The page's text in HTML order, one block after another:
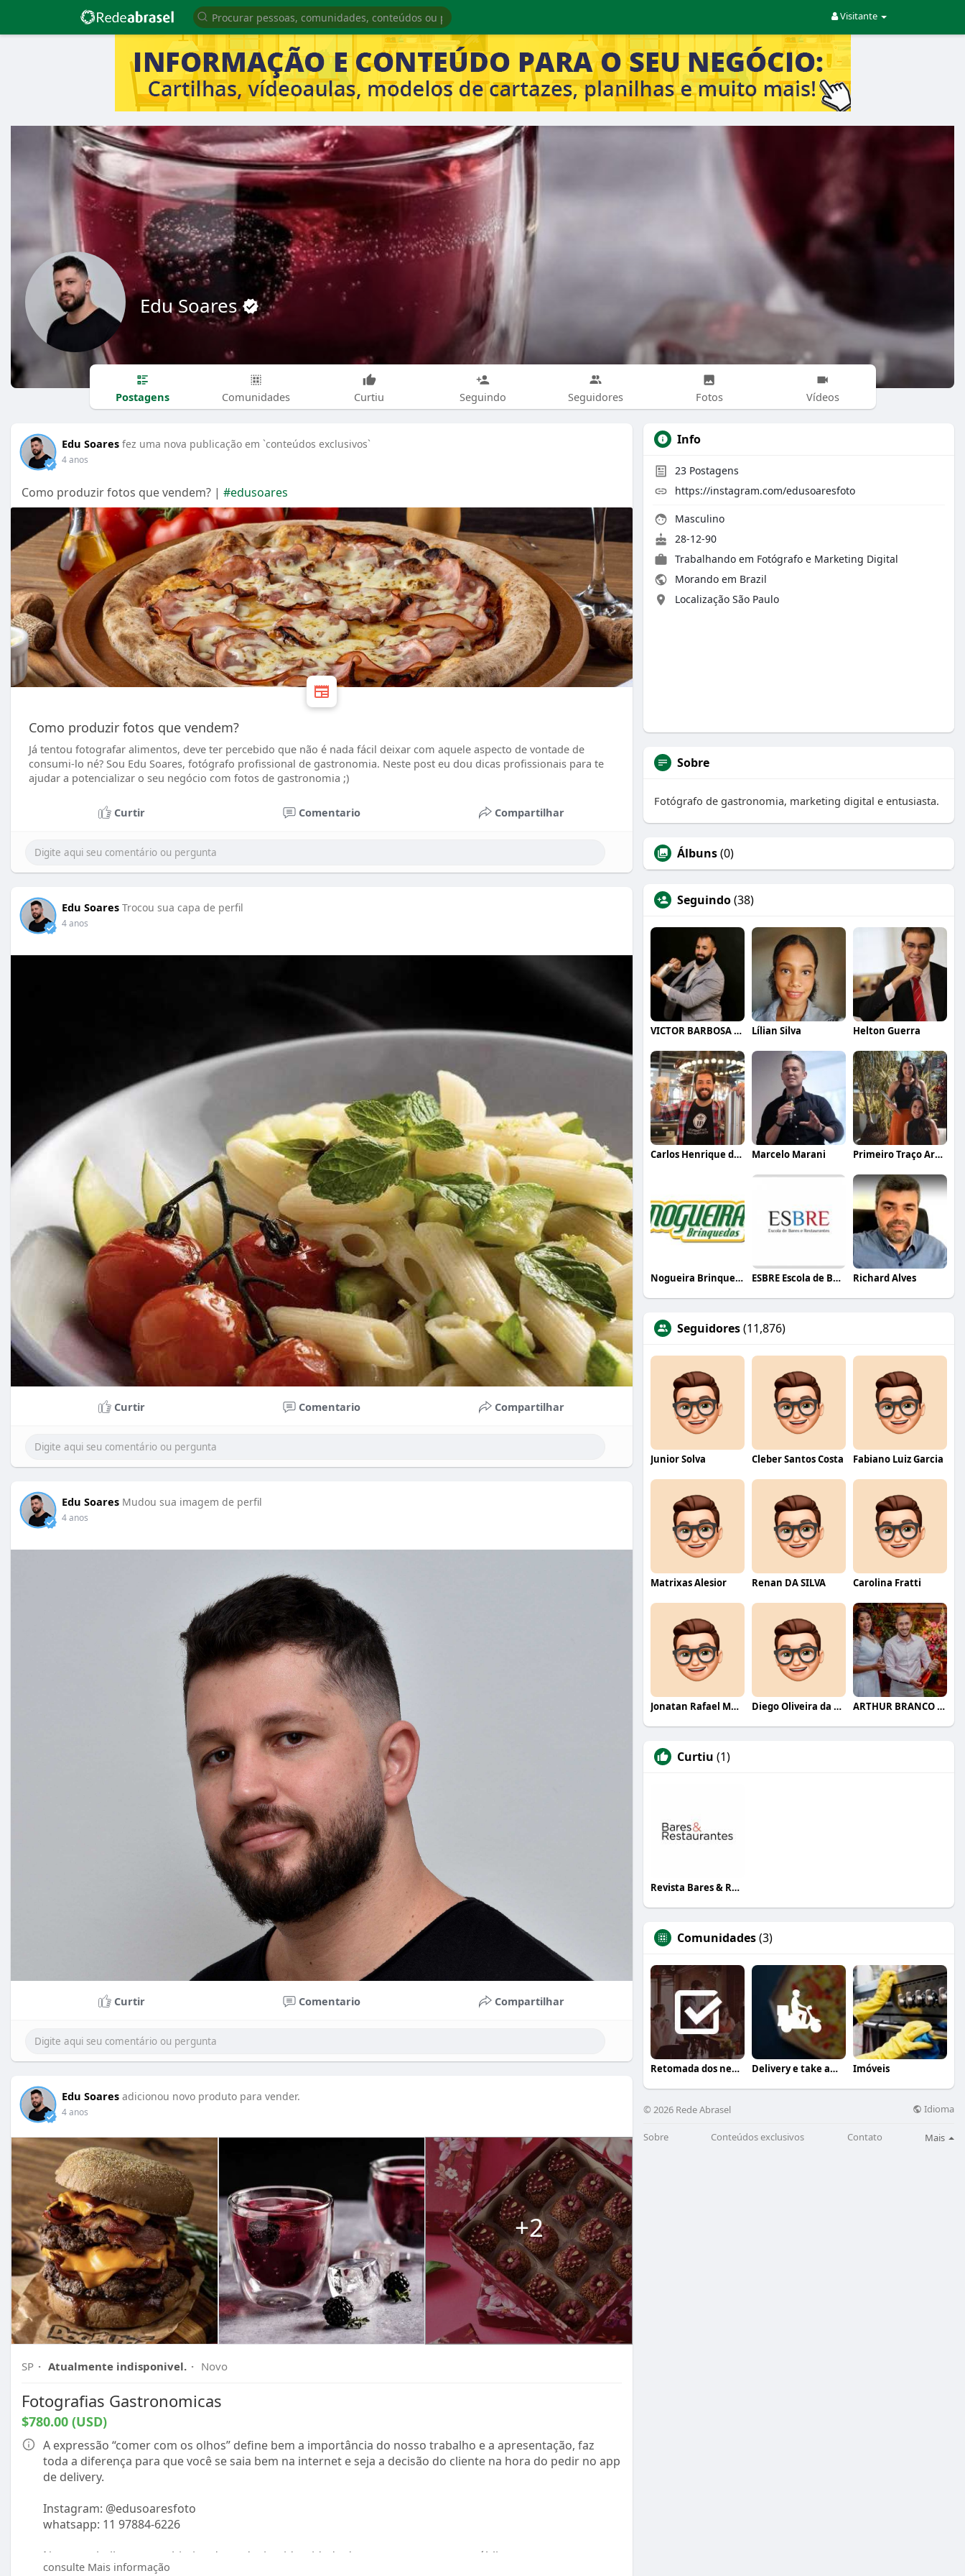
Visitante
Edu Soares
Postagens Comunidades Curtiu Seguindo Seguidores Fotos Vídeos
Edu Soares fez uma nova publicação em `conteúdos exclusivos`
4 anos
Como produzir fotos que vendem? | #edusoares
Como produzir fotos que vendem?
Já tentou fotografar alimentos, deve ter percebido que não é nada fácil deixar com aquele aspecto de vontade de
consumi-lo né? Sou Edu Soares, fotógrafo profissional de gastronomia. Neste post eu dou dicas profissionais para te
ajudar a potencializar o seu negócio com fotos de gastronomia ;)
Curtir Comentario Compartilhar
Edu Soares Trocou sua capa de perfil
4 anos
Curtir Comentario Compartilhar
Edu Soares Mudou sua imagem de perfil
4 anos
Curtir Comentario Compartilhar
Edu Soares adicionou novo produto para vender.
4 anos
+2
SP · Atualmente indisponivel. · Novo
Fotografias Gastronomicas
$780.00 (USD)
A expressão “comer com os olhos” define bem a importância do nosso trabalho e a apresentação, faz
toda a diferença para que você se saia bem na internet e seja a decisão do cliente na hora do pedir no app
de delivery.
Instagram: @edusoaresfoto
whatsapp: 11 97884-6226
Nosso trabalho tem o objetivo de traduzir a identidade da sua marca para seu público e aumentar a sua
conversão das suas vendas e presença digital.
consulte Mais informação
Info
23 Postagens
https://instagram.com/edusoaresfoto
Masculino
28-12-90
Trabalhando em Fotógrafo e Marketing Digital
Morando em Brazil
Localização São Paulo
Sobre
Fotógrafo de gastronomia, marketing digital e entusiasta.
Álbuns(0)
Seguindo(38)
VICTOR BARBOSA QUARANTA Lílian Silva Helton Guerra
Carlos Henrique de Faria Vasconcelos Marcelo Marani Primeiro Traço Arquitetura
Nogueira Brinquedos ESBRE Escola de Bares e Restaurantes Richard Alves
Seguidores(11,876)
Junior Solva Cleber Santos Costa Fabiano Luiz Garcia
Matrixas Alesior Renan DA SILVA Carolina Fratti
Jonatan Rafael Mello Diego Oliveira da Motta ARTHUR BRANCO FERNANDES
Curtiu (1)
Revista Bares & Restaurantes
Comunidades(3)
Retomada dos negócios Delivery e take away Imóveis
© 2026 Rede Abrasel Idioma
Sobre Conteúdos exclusivos Contato Mais